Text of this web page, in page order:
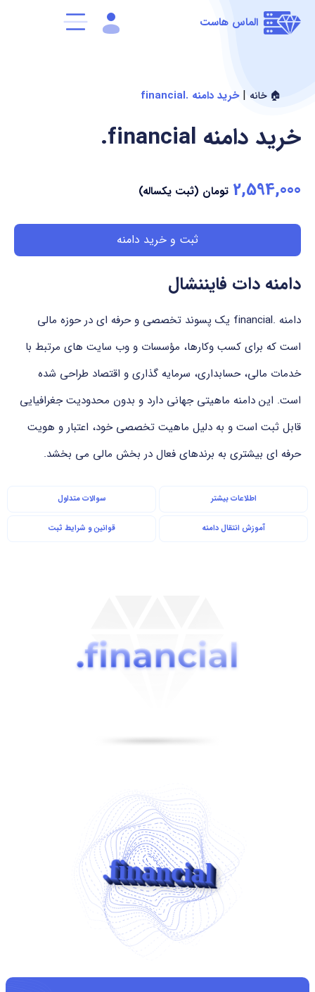
الماس هاست
🏠 خانه |خرید دامنه .financial
.financial خرید دامنه
2,594,000 تومان (ثبت یکساله)
ثبت و خرید دامنه
دامنه دات فایننشال
دامنه .financial یک پسوند تخصصی و حرفه ای در حوزه مالی
است که برای کسب وکارها، مؤسسات و وب سایت های مرتبط با
خدمات مالی، حسابداری، سرمایه گذاری و اقتصاد طراحی شده
است. این دامنه ماهیتی جهانی دارد و بدون محدودیت جغرافیایی
قابل ثبت است و به دلیل ماهیت تخصصی خود، اعتبار و هویت
حرفه ای بیشتری به برندهای فعال در بخش مالی می بخشد.
اطلاعات بیشتر سوالات متداول
آموزش انتقال دامنه قوانین و شرایط ثبت
.financial